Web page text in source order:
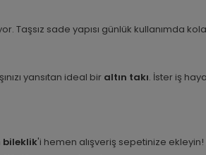
Taşsız sade yapısı günlük kullanımda
yansıtan ideal bir altın takı. İster iş
bileklik'i hemen alışveriş sepetinize